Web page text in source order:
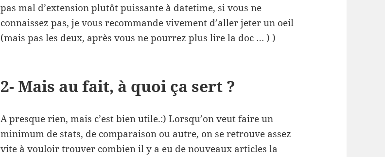
pas mal d’extension plutôt puissante à datetime, si vous ne
connaissez pas, je vous recommande vivement d’aller jeter un oeil
(mais pas les deux, après vous ne pourrez plus lire la doc … ) )
2- Mais au fait, à quoi ça sert ?
A presque rien, mais c’est bien utile.:) Lorsqu’on veut faire un
minimum de stats, de comparaison ou autre, on se retrouve assez
vite à vouloir trouver combien il y a eu de nouveaux articles la